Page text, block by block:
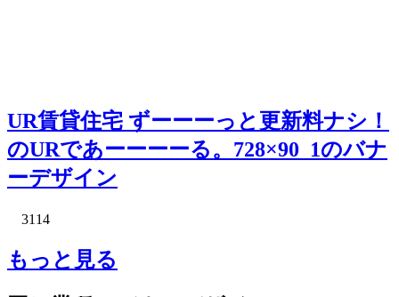
UR賃貸住宅 ずーーーっと更新料ナシ！
のURであーーーーる。728×90_1のバナ
ーデザイン
3114
もっと見る